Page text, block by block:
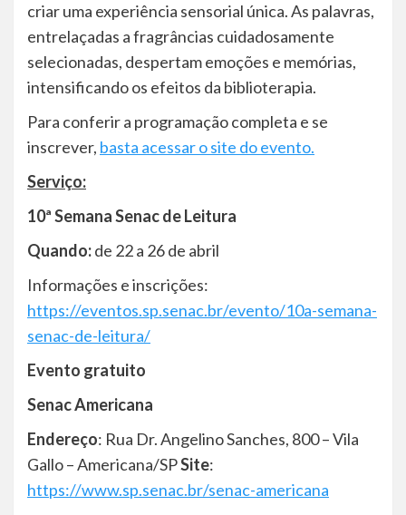
criar uma experiência sensorial única. As palavras,
entrelaçadas a fragrâncias cuidadosamente
selecionadas, despertam emoções e memórias,
intensificando os efeitos da biblioterapia.
Para conferir a programação completa e se
inscrever, basta acessar o site do evento.
Serviço:
10ª Semana Senac de Leitura
Quando:de 22 a 26 de abril
Informações e inscrições:
https://eventos.sp.senac.br/evento/10a-semana-
senac-de-leitura/
Evento gratuito
Senac Americana
Endereço: Rua Dr. Angelino Sanches, 800 – Vila
Gallo – Americana/SPSite:
https://www.sp.senac.br/senac-americana